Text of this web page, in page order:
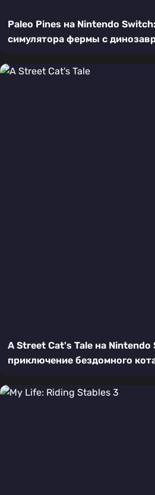
Paleo Pines на Nintendo
симулятора фермы с
A Street Cat's Tale на Nintendo
приключение бездомного